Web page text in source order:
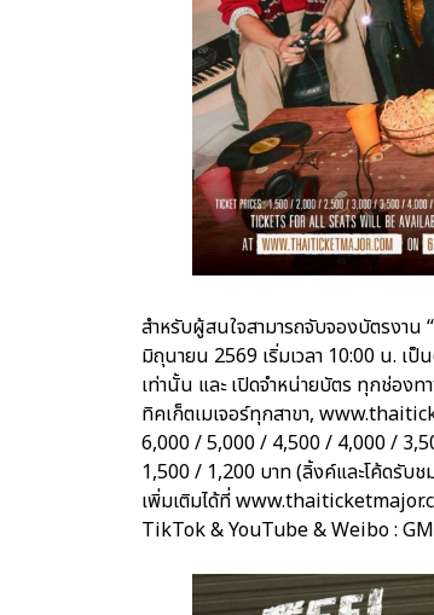
สำหรับผู้สนใจสามารถจับจองบัตรงาน
มิถุนายน 2569 เริ่มเวลา 10:00 น.
เท่านั้น และ เปิดจำหน่ายบัตร ทุกช่อง
ทิคเก็ตเมเจอร์ทุกสาขา,
6,000 / 5,000 / 4,500 / 4,000 /
1,500 / 1,200 บาท (ลิ้งค์และโค้ดรับ
เพิ่มเติมได้ที่
TikTok & YouTube & Weibo :